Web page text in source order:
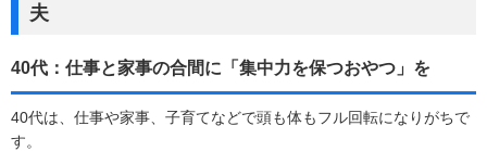
夫
40代：仕事と家事の合間に「集中力を保つおやつ」を
40代は、仕事や家事、子育てなどで頭も体もフル回転になりがちで
す。